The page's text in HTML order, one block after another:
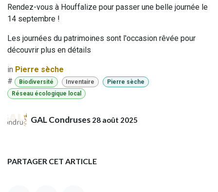
Rendez-vous à Houffalize pour passer une belle journée le
14 septembre !
Les journées du patrimoines sont l'occasion rêvée pour
découvrir plus en détails
in Pierre sèche
#
Biodiversité Inventaire
Pierre sèche
Réseau écologique local
GAL Condruses 28 août 2025
PARTAGER CET ARTICLE